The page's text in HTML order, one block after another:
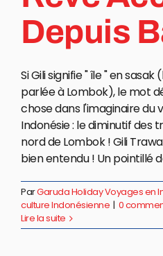
Depuis
Si Gili signifie " île " en
parlée à Lombok), le mot
chose dans l'imaginaire du
Indonésie : le diminutif des
nord de Lombok ! Gili
bien entendu ! Un pointillé
ParGaruda Holiday Voyages en
culture Indonésienne | 0
Lire la suite